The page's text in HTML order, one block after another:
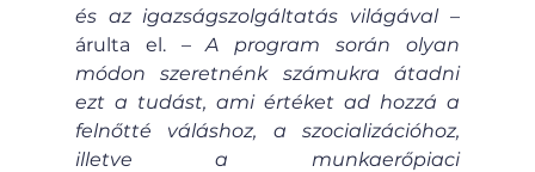
és az igazságszolgáltatás világával –
árulta el. – A program során olyan
módon szeretnénk számukra átadni
ezt a tudást, ami értéket ad hozzá a
felnőtté váláshoz, a szocializációhoz,
illetve a munkaerőpiaci